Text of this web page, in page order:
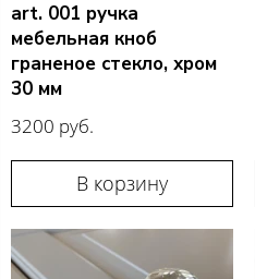
art. 001 ручка
мебельная кноб
граненое стекло, хром
30 мм
3200 руб.
В корзину